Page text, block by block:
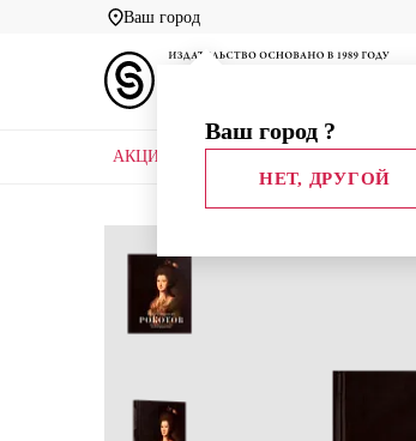
Ваш город
Ваш город ?
НЕТ, ДРУГОЙ
АКЦИИ